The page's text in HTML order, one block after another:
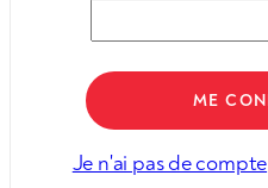
Je n'ai pas de compte